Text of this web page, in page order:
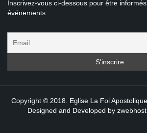
Inscrivez-vous ci-dessous pour être
événements
Copyright © 2018. Eglise La Foi
Designed and Developed by